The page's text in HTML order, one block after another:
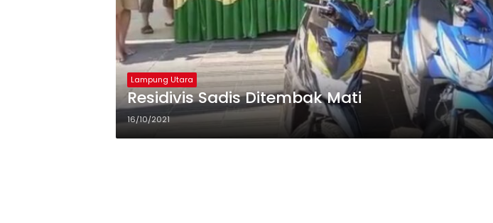
Lampung Utara
Residivis Sadis Ditembak Mati
16/10/2021